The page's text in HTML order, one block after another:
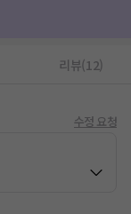
리뷰(12)
수정 요청